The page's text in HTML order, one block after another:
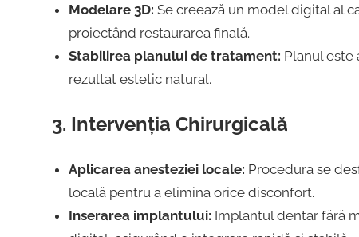
Modelare 3D: Se creează un model digital al
proiectând restaurarea finală.
Stabilirea planului de tratament: Planul este
rezultat estetic natural.
3. Intervenția Chirurgicală
Aplicarea anesteziei locale: Procedura se
locală pentru a elimina orice disconfort.
Inserarea implantului: Implantul dentar fără